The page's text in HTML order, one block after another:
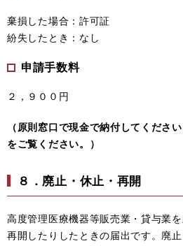
棄損した場合：許可証
紛失したとき：なし
申請手数料
２，９００円
（原則窓口で現金で納付してくださ
をご覧ください。
）
８．廃止・休止・再開
高度管理医療機器等販売業・貸与業
再開したりしたときの届出です。廃